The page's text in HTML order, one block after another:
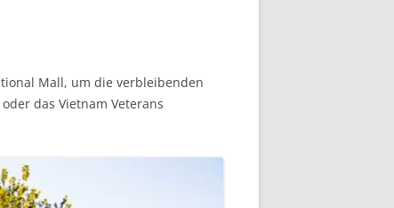
Mall, um die verbleibenden
das Vietnam Veterans